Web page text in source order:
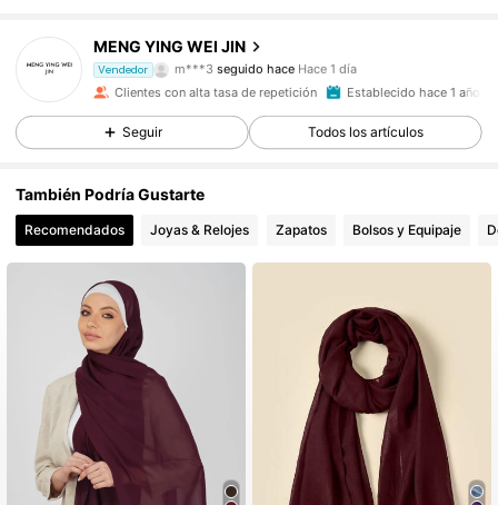
MENG YING WEI JIN
Vendedor
m***3seguido hace
s***3está navegando
4,89
1.1K Seguidores
4,89 1.1K Seguidores
4,89
1.1K Seguidores
Clientes con alta tasa de repetición Establecido hace 1 año
Seguir Todos los artículos
También Podría Gustarte
Recomendados Joyas & Relojes Zapatos Bolsos y Equipaje